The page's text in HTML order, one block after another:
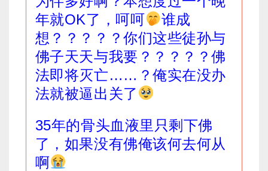
年就OK了，呵呵
谁成
想？？？？？你们这些徒孙与
佛子天天与我要？？？？？佛
法即将灭亡……？俺实在没办
法就被逼出关了
35年的骨头血液里只剩下佛
了，如果没有佛俺该何去何从
啊